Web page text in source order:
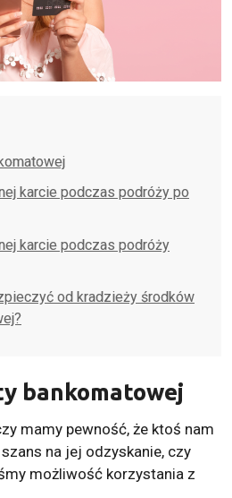
karcie podczas podróży po
karcie podczas podróży
od kradzieży środków
bankomatowej
mamy pewność, że ktoś nam
na jej odzyskanie, czy
możliwość korzystania z